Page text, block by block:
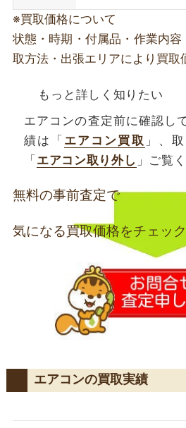
※買取価格について
状態・時期・付属品・作業内
取方法・出張エリアにより買取
もっと詳しく知りたい
エアコンの査定前に確認し
績は「 エアコン買取 」、
「 エアコン取り外し 」ご覧
無料の事前査定で
気になる買取価格をチェック
エアコンの買取実績